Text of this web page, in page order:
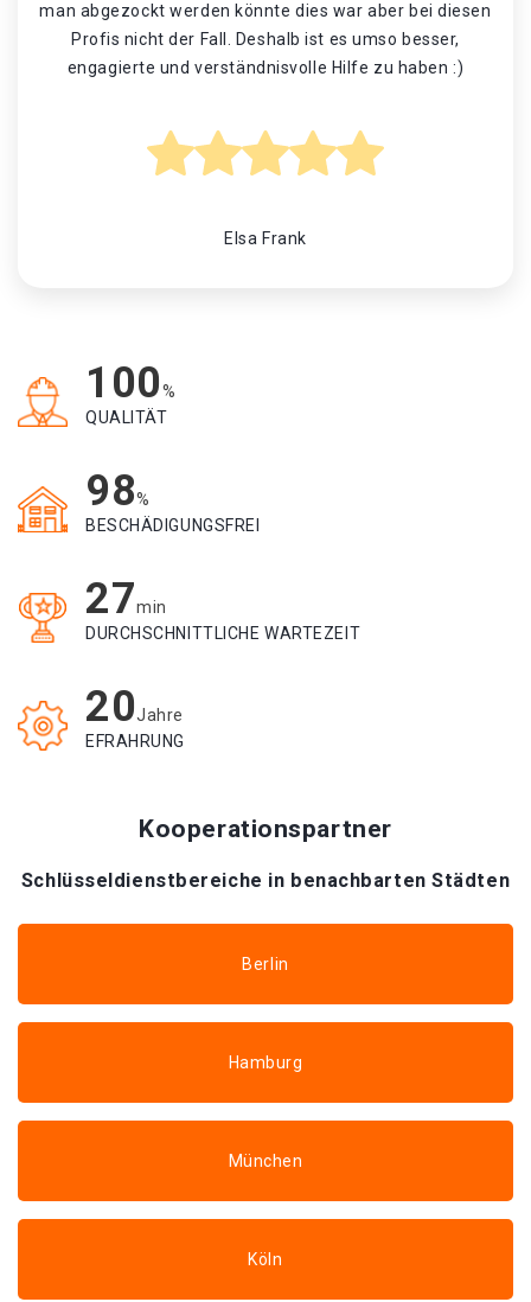
man abgezockt werden könnte dies war aber bei diesen
Profis nicht der Fall. Deshalb ist es umso besser,
engagierte und verständnisvolle Hilfe zu haben :)
Elsa Frank
100%
QUALITÄT
98%
BESCHÄDIGUNGSFREI
27min
DURCHSCHNITTLICHE WARTEZEIT
20Jahre
EFRAHRUNG
Kooperationspartner
Schlüsseldienstbereiche in benachbarten Städten
Berlin
Hamburg
München
Köln